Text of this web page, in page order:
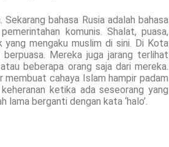
bahasa Rusia adalah bahasa
komunis. Shalat, puasa,
yang mengaku muslim di sini. Di Kota
Mereka juga jarang terlihat
beberapa orang saja dari mereka.
membuat cahaya Islam hampir padam
ketika ada seseorang yang
lama berganti dengan kata ‘halo’.